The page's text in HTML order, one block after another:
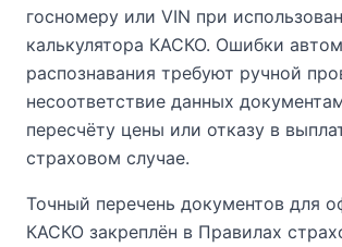
госномеру или VIN при
калькулятора КАСКО. Ошибки
распознавания требуют ручной
несоответствие данных
пересчёту цены или отказу в
страховом случае.
Точный перечень документов для
КАСКО закреплён в Правилах